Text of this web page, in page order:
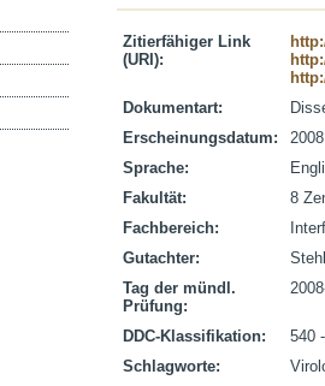
Zitierfähiger Link
(URI):
Dokumentart:
Erscheinungsdatum:
2008
Sprache:
Fakultät:
8
Fachbereich:
Gutachter:
Tag der mündl.
Prüfung:
DDC-Klassifikation:
540
Schlagworte: